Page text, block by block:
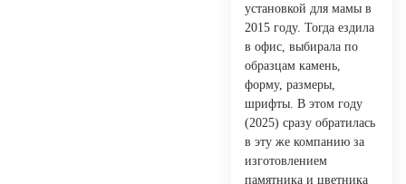
установкой для мамы в
2015 году. Тогда ездила
в офис, выбирала по
образцам камень,
форму, размеры,
шрифты. В этом году
(2025) сразу обратилась
в эту же компанию за
изготовлением
памятника и цветника